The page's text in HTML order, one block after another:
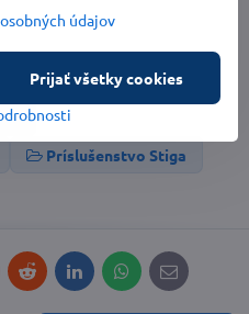
Záhradné traktory
Príslušenstvo Stiga
RedditLinkedInWhatsApp
E-
mail
údajov
Prijať všetky cookies